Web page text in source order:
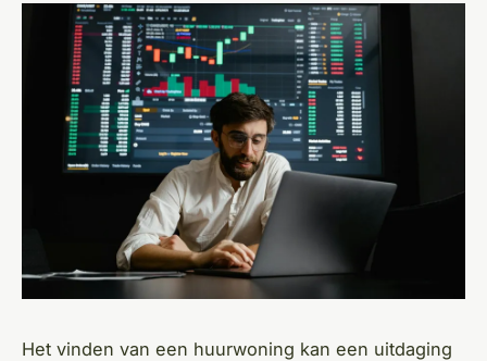
Het vinden van een huurwoning kan een uitdaging